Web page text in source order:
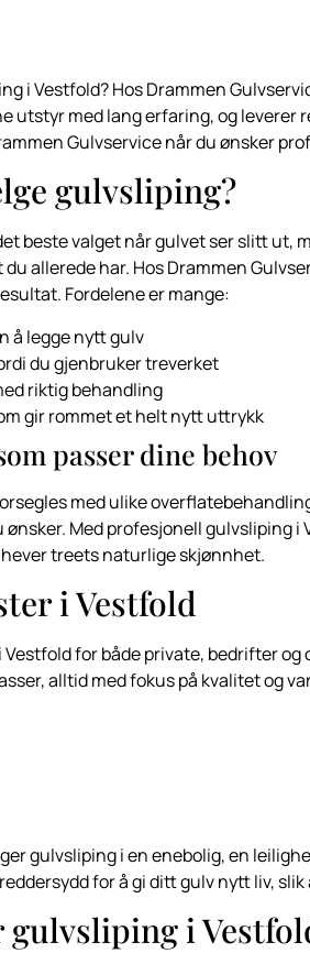
i Vestfold? Hos Drammen
utstyr med lang erfaring, og
Gulvservice når du ønsker
gulvsliping?
beste valget når gulvet ser slitt
du allerede har. Hos Drammen
Fordelene er mange:
å legge nytt gulv
du gjenbruker treverket
riktig behandling
gir rommet et helt nytt uttrykk
passer dine behov
med ulike
ønsker. Med profesjonell gulvsliping
treets naturlige skjønnhet.
i Vestfold
for både private, bedrifter
alltid med fokus på kvalitet og
gulvsliping i en enebolig, en
for å gi ditt gulv nytt liv,
gulvsliping i